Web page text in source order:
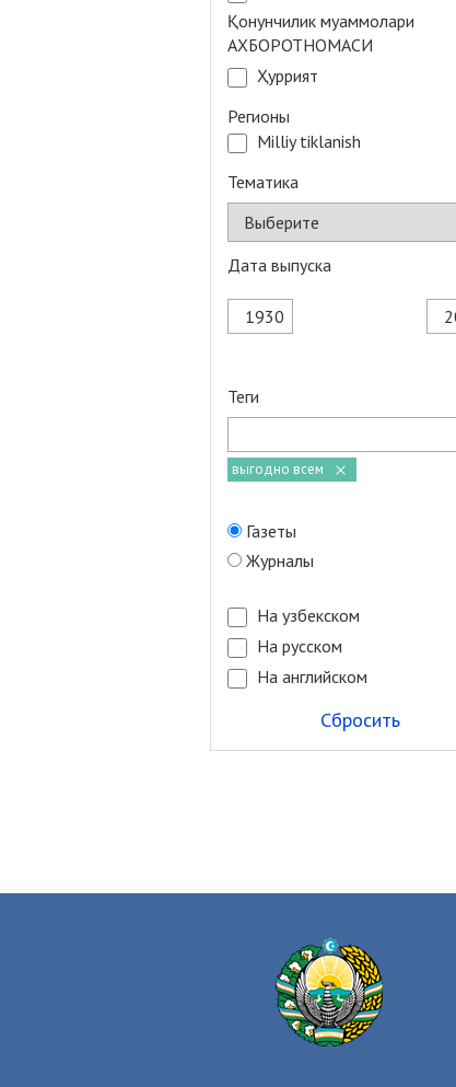
Қонунчилик муаммолари
АХБОРОТНОМАСИ
Ҳуррият
Регионы
Milliy tiklanish
Тематика
Дата выпуска
Теги
выгодно всем
Газеты
Журналы
На узбекском
На русском
На английском
Сбросить